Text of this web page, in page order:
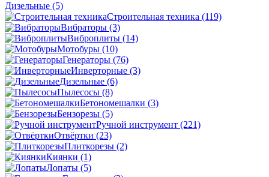
Дизельные (5)
Строительная техника (119)
Вибраторы (3)
Виброплиты (14)
Мотобуры (10)
Генераторы (76)
Инверторные (3)
Дизельные (6)
Пылесосы (8)
Бетономешалки (3)
Бензорезы (5)
Ручной инструмент (221)
Отвёртки (23)
Плиткорезы (2)
Киянки (1)
Лопаты (5)